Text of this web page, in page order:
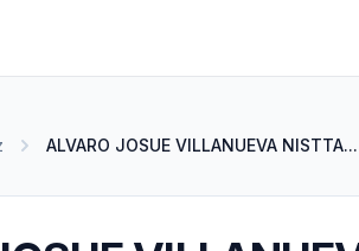
ALVARO JOSUE VILLANUEVA NISTTA...